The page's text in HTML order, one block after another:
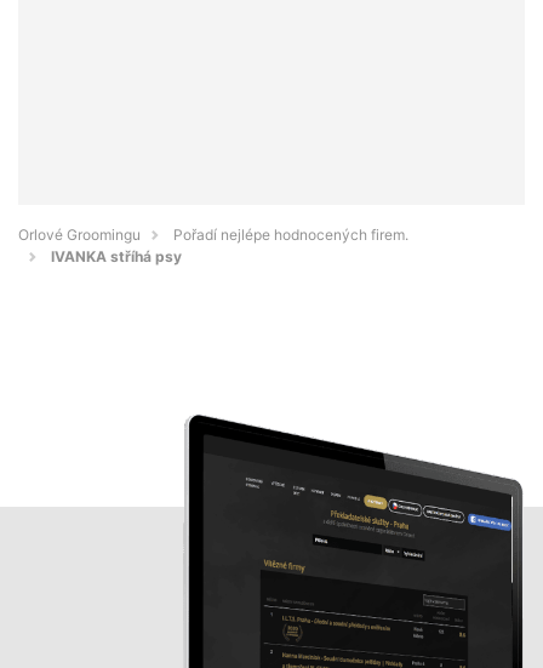
Orlové Groomingu
Pořadí nejlépe hodnocených firem.
IVANKA stříhá psy